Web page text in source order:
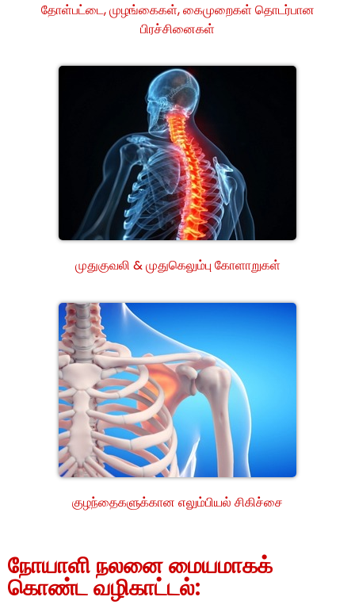
தோள்பட்டை, முழங்கைகள், கைமுறைகள் தொடர்பான
பிரச்சினைகள்
முதுகுவலி & முதுகெலும்பு கோளாறுகள்
குழந்தைகளுக்கான எலும்பியல் சிகிச்சை
நோயாளி நலனை மையமாகக்
கொண்ட வழிகாட்டல்: